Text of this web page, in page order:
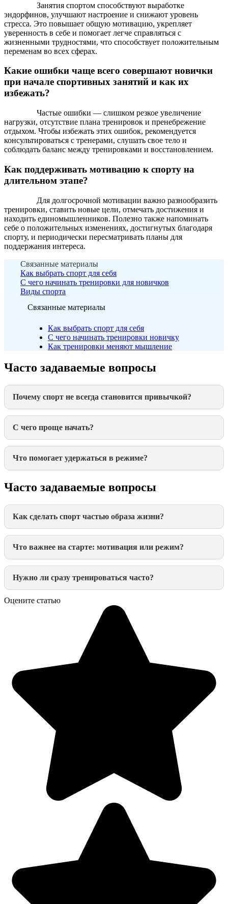
Занятия спортом способствуют выработке
эндорфинов, улучшают настроение и снижают уровень
стресса. Это повышает общую мотивацию, укрепляет
уверенность в себе и помогает легче справляться с
жизненными трудностями, что способствует положительным
переменам во всех сферах.
Какие ошибки чаще всего совершают новички
при начале спортивных занятий и как их
избежать?
Частые ошибки — слишком резкое увеличение
нагрузки, отсутствие плана тренировок и пренебрежение
отдыхом. Чтобы избежать этих ошибок, рекомендуется
консультироваться с тренерами, слушать свое тело и
соблюдать баланс между тренировками и восстановлением.
Как поддерживать мотивацию к спорту на
длительном этапе?
Для долгосрочной мотивации важно разнообразить
тренировки, ставить новые цели, отмечать достижения и
находить единомышленников. Полезно также напоминать
себе о положительных изменениях, достигнутых благодаря
спорту, и периодически пересматривать планы для
поддержания интереса.
Связанные материалы
Как выбрать спорт для себя
С чего начинать тренировки для новичков
Виды спорта
Связанные материалы
Как выбрать спорт для себя
С чего начинать тренировки новичку
Как тренировки меняют мышление
Часто задаваемые вопросы
Почему спорт не всегда становится привычкой?
С чего проще начать?
Что помогает удержаться в режиме?
Часто задаваемые вопросы
Как сделать спорт частью образа жизни?
Что важнее на старте: мотивация или режим?
Нужно ли сразу тренироваться часто?
Оцените статью